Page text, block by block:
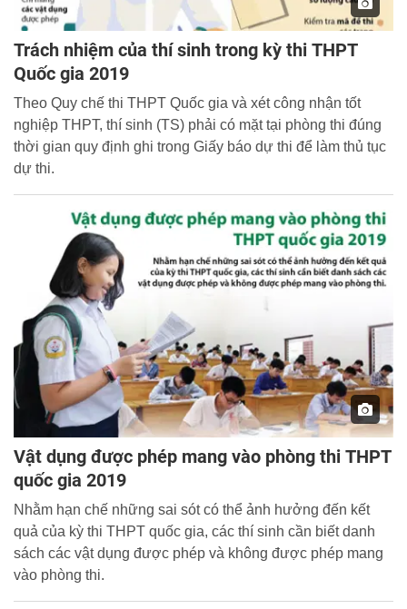
Trách nhiệm của thí sinh trong kỳ thi THPT
Quốc gia 2019
Theo Quy chế thi THPT Quốc gia và xét công nhận tốt
nghiệp THPT, thí sinh (TS) phải có mặt tại phòng thi đúng
thời gian quy định ghi trong Giấy báo dự thi để làm thủ tục
dự thi.
Vật dụng được phép mang vào phòng thi THPT
quốc gia 2019
Nhằm hạn chế những sai sót có thể ảnh hưởng đến kết
quả của kỳ thi THPT quốc gia, các thí sinh cần biết danh
sách các vật dụng được phép và không được phép mang
vào phòng thi.